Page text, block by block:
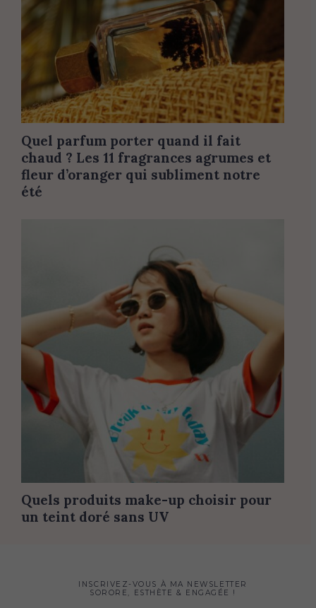
Quel parfum porter quand il fait
chaud ? Les 11 fragrances agrumes et
fleur d’oranger qui subliment notre
été
Quels produits make-up choisir pour
un teint doré sans UV
INSCRIVEZ-VOUS À MA NEWSLETTER
SORORE, ESTHÈTE & ENGAGÉE !